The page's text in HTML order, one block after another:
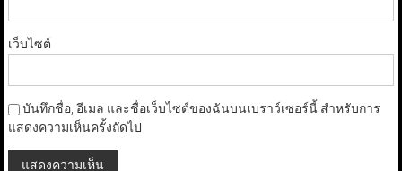
เว็บไซต์
บันทึกชื่อ, อีเมล และชื่อเว็บไซต์ของฉันบนเบราว์เซอร์นี้ สำหรับการ
แสดงความเห็นครั้งถัดไป